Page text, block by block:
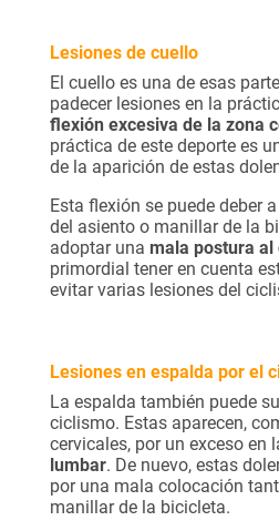
Lesiones de cuello
El cuello es una de esas
padecer lesiones en la
flexión excesiva de la zona
práctica de este deporte es
de la aparición de estas
Esta flexión se puede deber
del asiento o manillar de la
adoptar una mala postura al
primordial tener en cuenta
evitar varias lesiones del
Lesiones en espalda por el
La espalda también puede
ciclismo. Estas aparecen,
cervicales, por un exceso en
lumbar. De nuevo, estas
por una mala colocación
manillar de la bicicleta.